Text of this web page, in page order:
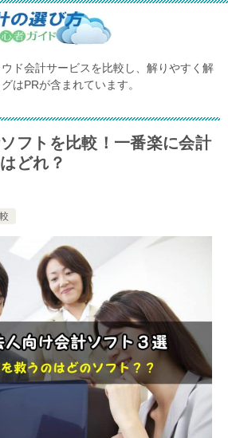
ド会計サービスを比較し、解りやすく解
はPRが含まれています。
フトを比較！一番楽に会計
どれ？